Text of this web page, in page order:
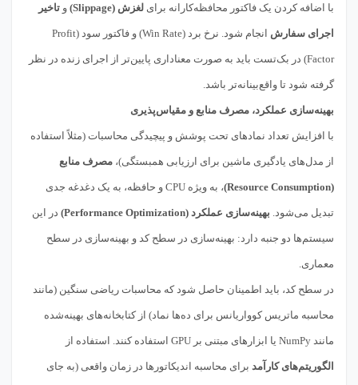
با اضافه کردن یک فاکتور محافظه‌کارانه برای لغزش (Slippage) و تاخیر
اجرای سفارش انجام شود. نرخ برد (Win Rate) و فاکتور سود (Profit
Factor) در بک‌تست باید به صورت معناداری پایین‌تر از اجرای زنده در نظر
گرفته شود تا واقع‌بینانه‌تر باشد.
بهینه‌سازی عملکرد، مصرف منابع و مقیاس‌پذیری
با افزایش تعداد نمادهای تحت پوشش و پیچیدگی محاسبات (مثلاً استفاده
از مدل‌های یادگیری ماشین برای ارزیابی همبستگی)، مصرف منابع
(Resource Consumption) ، به ویژه CPU و حافظه، به یک دغدغه جدی
تبدیل می‌شود. بهینه‌سازی عملکرد (Performance Optimization) در این
سیستم‌ها دو جنبه دارد: بهینه‌سازی در سطح کد و بهینه‌سازی در سطح
معماری.
در سطح کد، باید اطمینان حاصل شود که محاسبات ریاضی سنگین (مانند
محاسبه ماتریس کوواریانس برای ده‌ها نماد) از کتابخانه‌های بهینه‌شده
مانند NumPy یا ابزارهای مبتنی بر GPU استفاده کنند. استفاده از
الگوریتم‌های کارآمد برای محاسبه اندیکاتورها در زمان واقعی (به جای